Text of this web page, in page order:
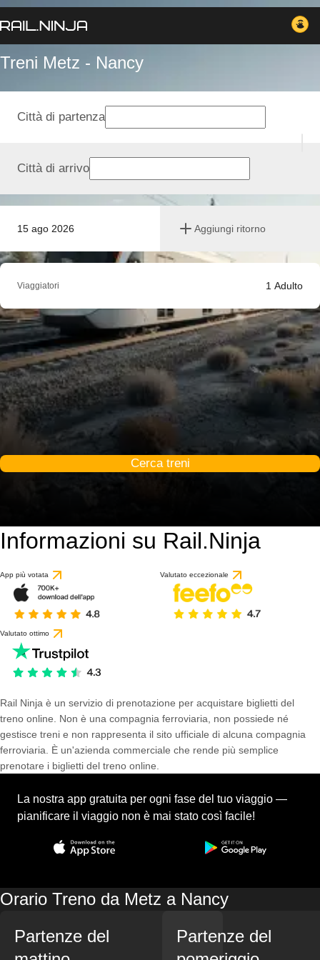
Treni Metz - Nancy
15 ago 2026 Aggiungi ritorno
Città di partenza
Città di arrivo
Viaggiatori 1 Adulto
Cerca treni
Informazioni su Rail.Ninja
App più votata Valutato eccezionale
Valutato ottimo
Rail Ninja è un servizio di prenotazione per acquistare biglietti del
treno online. Non è una compagnia ferroviaria, non possiede né
gestisce treni e non rappresenta il sito ufficiale di alcuna compagnia
ferroviaria. È un'azienda commerciale che rende più semplice
prenotare i biglietti del treno online.
La nostra app gratuita per ogni fase del tuo viaggio —
pianificare il viaggio non è mai stato così facile!
Orario Treno da Metz a Nancy
Partenze del
Partenze del